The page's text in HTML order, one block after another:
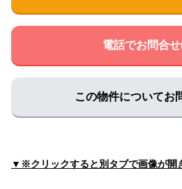
電話でお問合
この物件についてお
▼※クリックすると別タブで画像が開